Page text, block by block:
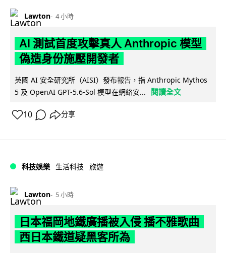
Lawton 4 小時
AI 測試首度攻擊真人 Anthropic 模型
偽造身份施壓開發者
英國 AI 安全研究所（AISI）發布報告，指 Anthropic Mythos
5 及 OpenAI GPT-5.6-Sol 模型在網絡安...
閱讀全文
10 分享
科技娛樂 生活科技 旅遊
Lawton 5 小時
日本福岡地鐵廣播被入侵 播不雅歌曲
西日本鐵道疑黑客所為